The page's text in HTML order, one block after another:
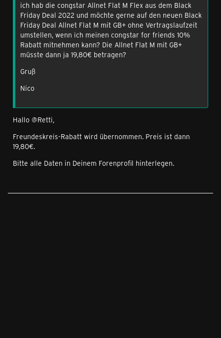
ich hab die congstar Allnet Flat M Flex aus dem Black
Friday Deal 2022 und möchte gerne auf den neuen Black
Friday Deal Allnet Flat M mit GB+ ohne Vertragslaufzeit
umstellen, wenn ich meinen congstar for friends 10%
Rabatt mitnehmen kann? Die Allnet Flat M mit GB+
müsste dann ja 19,80€ betragen?
Gruß
Nico
Hallo @Retti,
Freundeskreis-Rabatt wird übernommen. Preis ist dann
19,80€.
Bitte alle Daten in Deinem Forenprofil hinterlegen.